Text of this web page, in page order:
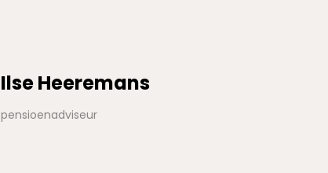
Ilse Heeremans
pensioenadviseur